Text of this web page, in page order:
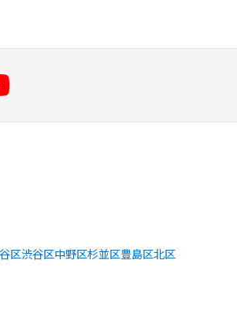
区渋谷区中野区杉並区豊島区北区